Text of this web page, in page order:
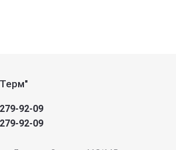
92-09
92-09